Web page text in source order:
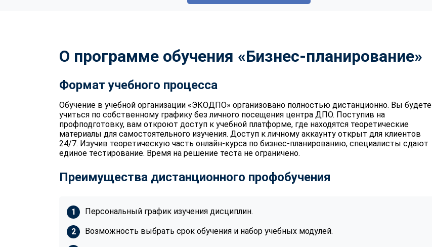
О программе обучения «Бизнес-планирование»
Формат учебного процесса
Обучение в учебной организации «ЭКОДПО» организовано полностью дистанционно. Вы будете
учиться по собственному графику без личного посещения центра ДПО. Поступив на
профподготовку, вам откроют доступ к учебной платформе, где находятся теоретические
материалы для самостоятельного изучения. Доступ к личному аккаунту открыт для клиентов
24/7. Изучив теоретическую часть онлайн-курса по бизнес-планированию, специалисты сдают
единое тестирование. Время на решение теста не ограничено.
Преимущества дистанционного профобучения
Персональный график изучения дисциплин.
Возможность выбрать срок обучения и набор учебных модулей.